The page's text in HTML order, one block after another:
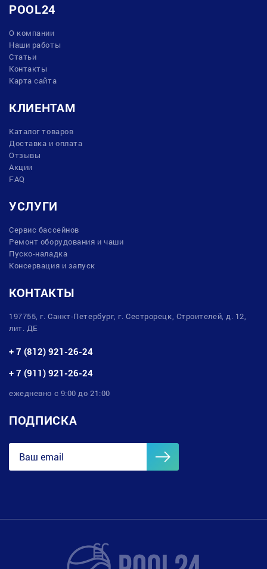
POOL24
О компании
Наши работы
Статьи
Контакты
Карта сайта
КЛИЕНТАМ
Каталог товаров
Доставка и оплата
Отзывы
Акции
FAQ
УСЛУГИ
Сервис бассейнов
Ремонт оборудования и чаши
Пуско-наладка
Консервация и запуск
КОНТАКТЫ
197755, г. Санкт-Петербург, г. Сестрорецк, Строителей, д. 12,
лит. ДЕ
+ 7 (812) 921-26-24
+ 7 (911) 921-26-24
ежедневно с 9:00 до 21:00
ПОДПИСКА